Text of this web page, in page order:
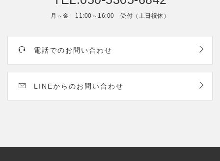
月～金 11:00～16:00 受付（土日祝休）
電話でのお問い合わせ
LINEからのお問い合わせ